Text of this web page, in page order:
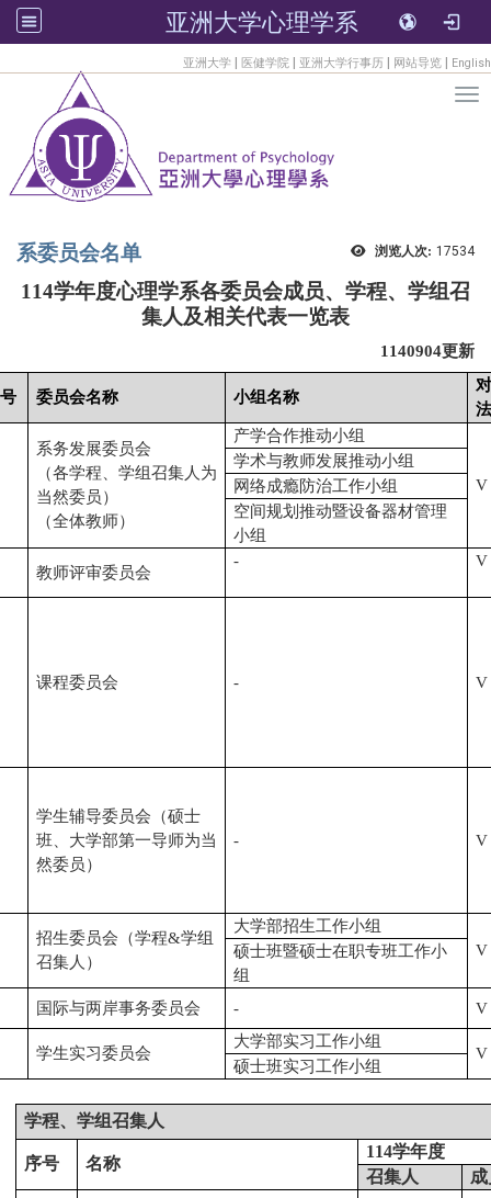
亚洲大学心理学系
亚洲大学 | 医健学院 | 亚洲大学行事历 | 网站导览 | English
浏览人次: 17534
系委员会名单
114学年度心理学系各委员会成员、学程、学组召
集人及相关代表一览表
1140904更新
委员会名称 小组名称
系务发展委员会
（各学程、学组召集人为
当然委员）
（全体教师）
产学合作推动小组
V
学术与教师发展推动小组
网络成瘾防治工作小组
空间规划推动暨设备器材管理
小组
教师评审委员会
- V
课程委员会 - V
学生辅导委员会（硕士
班、大学部第一导师为当
然委员）
- V
招生委员会（学程&学组
召集人）
大学部招生工作小组
V
硕士班暨硕士在职专班工作小
组
国际与两岸事务委员会
- V
学生实习委员会
大学部实习工作小组
V
硕士班实习工作小组
学程、学组召集人
序号 名称
114学年度
召集人